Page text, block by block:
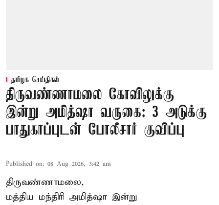
தமிழக செய்திகள்
திருவண்ணாமலை கோவிலுக்கு
இன்று அமித்ஷா வருகை: 3 அடுக்கு
பாதுகாப்புடன் போலீசார் குவிப்பு
Published on: 08 Aug 2026, 3:42 am
திருவண்ணாமலை,
மத்திய மந்திரி அமித்ஷா இன்று